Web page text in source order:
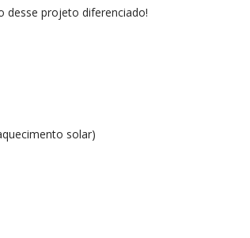
desse projeto diferenciado!
solar)